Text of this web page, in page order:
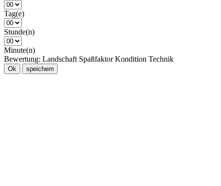
Tag(e)
Stunde(n)
Minute(n)
Bewertung: Landschaft Spaßfaktor Kondition Technik
Ok speichern